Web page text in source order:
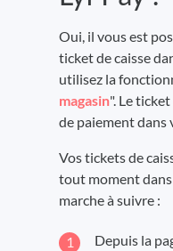
Oui, il vous est
ticket de caisse
utilisez la
magasin". Le
de paiement
Vos tickets de
tout moment
marche à suivre :
Depuis la